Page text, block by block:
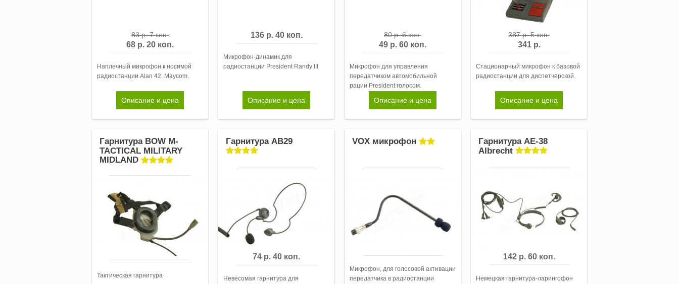
83 р. 7 коп.
68 р. 20 коп.
Наплечный микрофон к носимой
радиостанции Alan 42, Maycom.
Описание и цена
136 р. 40 коп.
Микрофон-динамик для
радиостанции President Randy III
Описание и цена
80 р. 6 коп.
49 р. 60 коп.
Микрофон для управления
передатчиком автомобильной
рации President голосом.
Описание и цена
387 р. 5 коп.
341 р.
Стационарный микрофон к базовой
радиостанции для диспетчерской.
Описание и цена
Гарнитура BOW M-
TACTICAL MILITARY
MIDLAND
Тактическая гарнитура
Гарнитура AB29
74 р. 40 коп.
Невесомая гарнитура для
VOX микрофон
Микрофон, для голосовой активации
передатчика в радиостанции
Гарнитура AE-38
Albrecht
142 р. 60 коп.
Немецкая гарнитура-ларингофон